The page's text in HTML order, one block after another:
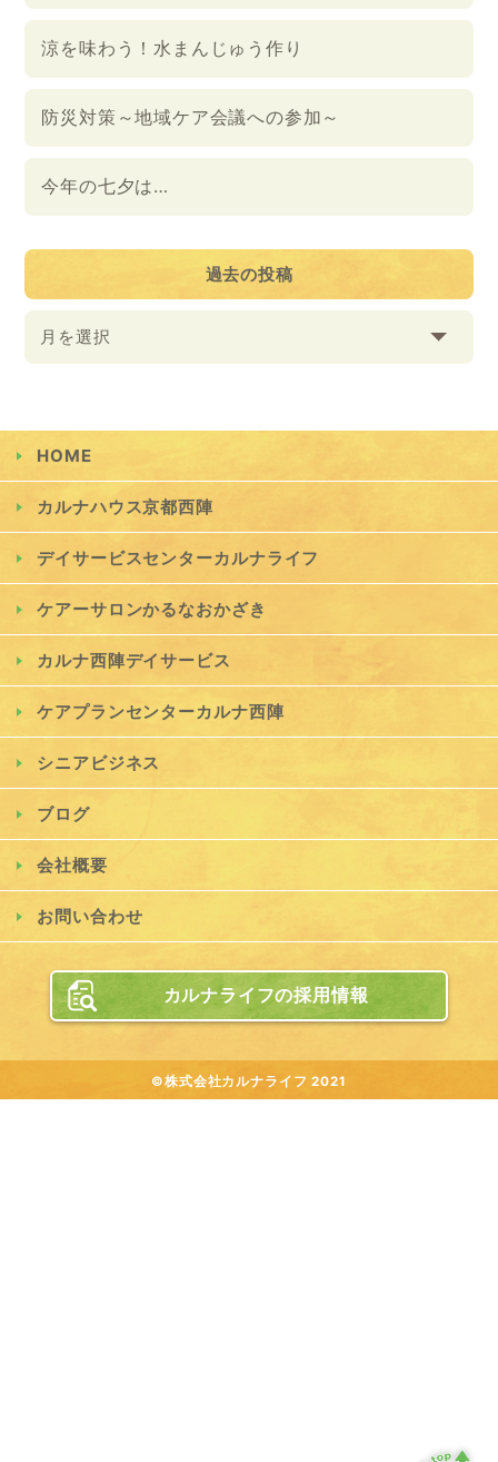
涼を味わう！水まんじゅう作り
防災対策～地域ケア会議への参加～
今年の七夕は…
過去の投稿
月を選択
HOME
カルナハウス京都西陣
デイサービスセンターカルナライフ
ケアーサロンかるなおかざき
カルナ西陣デイサービス
ケアプランセンターカルナ西陣
シニアビジネス
ブログ
会社概要
お問い合わせ
カルナライフの採用情報
©株式会社カルナライフ 2021